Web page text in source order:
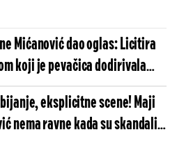
Mićanović dao oglas: Licitira
koji je pevačica dodirivala
eksplicitne scene! Maji
nema ravne kada su skandali u